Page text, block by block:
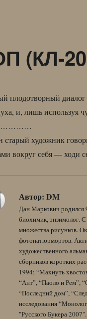
плодотворный
и, лишь используя
старый художник
вокруг себя — ходи
Автор: DM
Дан Маркович родился
биохимик, энзимолог.
множества рисунков.
фотонатюрмортов.
художественного
сборников коротких
1994; “Махнуть
“Ант”, “Паоло и Рем”,
“Последний дом”,
исследования
"Русского Букера